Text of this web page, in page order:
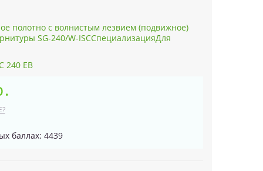
полотно с волнистым лезвием (подвижное)
SG-240/W-ISCСпециализацияДля
240 EB
баллах: 4439